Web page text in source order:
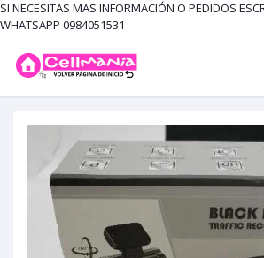
SI NECESITAS MAS INFORMACIÓN O PEDIDOS
WHATSAPP 0984051531